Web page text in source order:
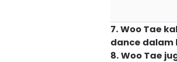
7. Woo Tae
dance dalam
8. Woo Tae